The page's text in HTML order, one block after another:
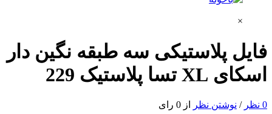
×
فایل پلاستیکی سه طبقه نگین دار
اسکای XL تسا پلاستیک 229
0 نظر / نوشتن نظر از 0 رای